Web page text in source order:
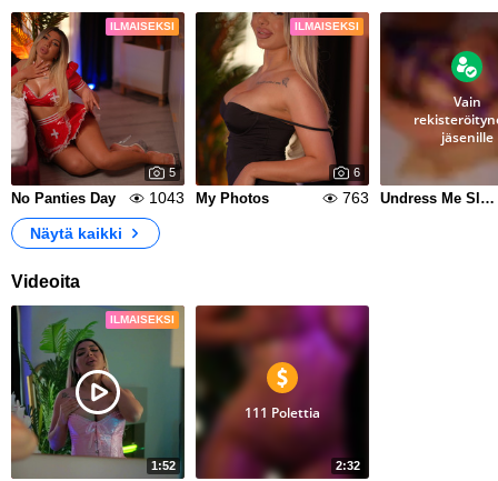
ILMAISEKSI
5
No Panties Day 1043
ILMAISEKSI
6
My Photos 763
Vain
jäsenille
Undress Me Slowly
Näytä kaikki
Videoita
ILMAISEKSI
1:52 2:32
111 Polettia